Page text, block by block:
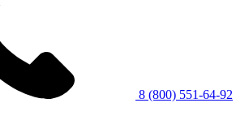
8 (800) 551-64-92